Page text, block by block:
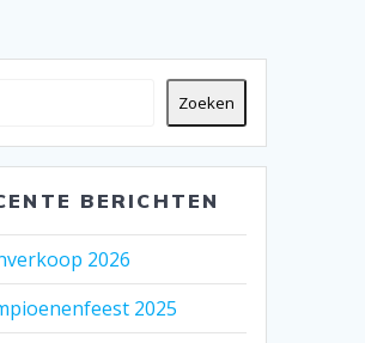
Zoeken
BERICHTEN
2026
2025